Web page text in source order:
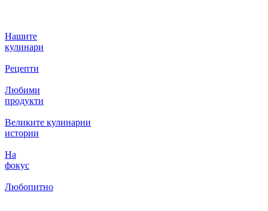
Нашите
кулинари
Рецепти
Любими
продукти
Великите кулинарни
истории
На
фокус
Любопитно